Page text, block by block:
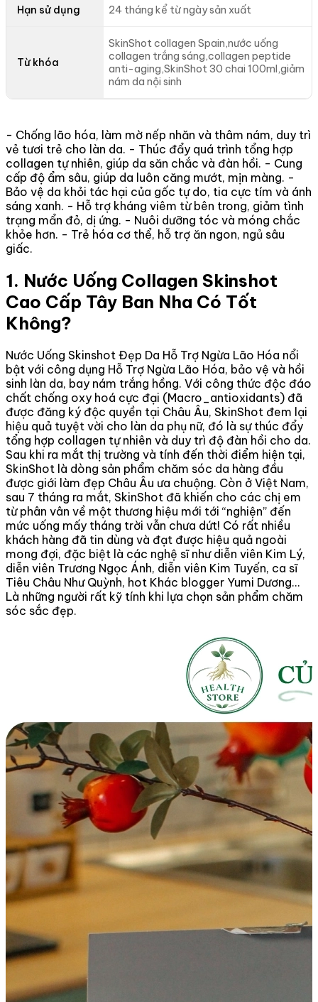
Hạn sử dụng 24 tháng kể từ ngày sản xuất
Từ khóa
SkinShot collagen Spain,nước uống
collagen trắng sáng,collagen peptide
anti-aging,SkinShot 30 chai 100ml,giảm
nám da nội sinh
- Chống lão hóa, làm mờ nếp nhăn và thâm nám, duy trì
vẻ tươi trẻ cho làn da. - Thúc đẩy quá trình tổng hợp
collagen tự nhiên, giúp da săn chắc và đàn hồi. - Cung
cấp độ ẩm sâu, giúp da luôn căng mướt, mịn màng. -
Bảo vệ da khỏi tác hại của gốc tự do, tia cực tím và ánh
sáng xanh. - Hỗ trợ kháng viêm từ bên trong, giảm tình
trạng mẩn đỏ, dị ứng. - Nuôi dưỡng tóc và móng chắc
khỏe hơn. - Trẻ hóa cơ thể, hỗ trợ ăn ngon, ngủ sâu
giấc.
1. Nước Uống Collagen Skinshot
Cao Cấp Tây Ban Nha Có Tốt
Không?
Nước Uống Skinshot Đẹp Da Hỗ Trợ Ngừa Lão Hóa nổi
bật với công dụng Hỗ Trợ Ngừa Lão Hóa, bảo vệ và hồi
sinh làn da, bay nám trắng hồng. Với công thức độc đáo
chất chống oxy hoá cực đại (Macro_antioxidants) đã
được đăng ký độc quyền tại Châu Âu, SkinShot đem lại
hiệu quả tuyệt vời cho làn da phụ nữ, đó là sự thúc đẩy
tổng hợp collagen tự nhiên và duy trì độ đàn hồi cho da.
Sau khi ra mắt thị trường và tính đến thời điểm hiện tại,
SkinShot là dòng sản phẩm chăm sóc da hàng đầu
được giới làm đẹp Châu Âu ưa chuộng. Còn ở Việt Nam,
sau 7 tháng ra mắt, SkinShot đã khiến cho các chị em
từ phân vân về một thương hiệu mới tới “nghiện” đến
mức uống mấy tháng trời vẫn chưa dứt! Có rất nhiều
khách hàng đã tin dùng và đạt được hiệu quả ngoài
mong đợi, đặc biệt là các nghệ sĩ như diễn viên Kim Lý,
diễn viên Trương Ngọc Ánh, diễn viên Kim Tuyến, ca sĩ
Tiêu Châu Như Quỳnh, hot Khác blogger Yumi Dương…
Là những người rất kỹ tính khi lựa chọn sản phẩm chăm
sóc sắc đẹp.